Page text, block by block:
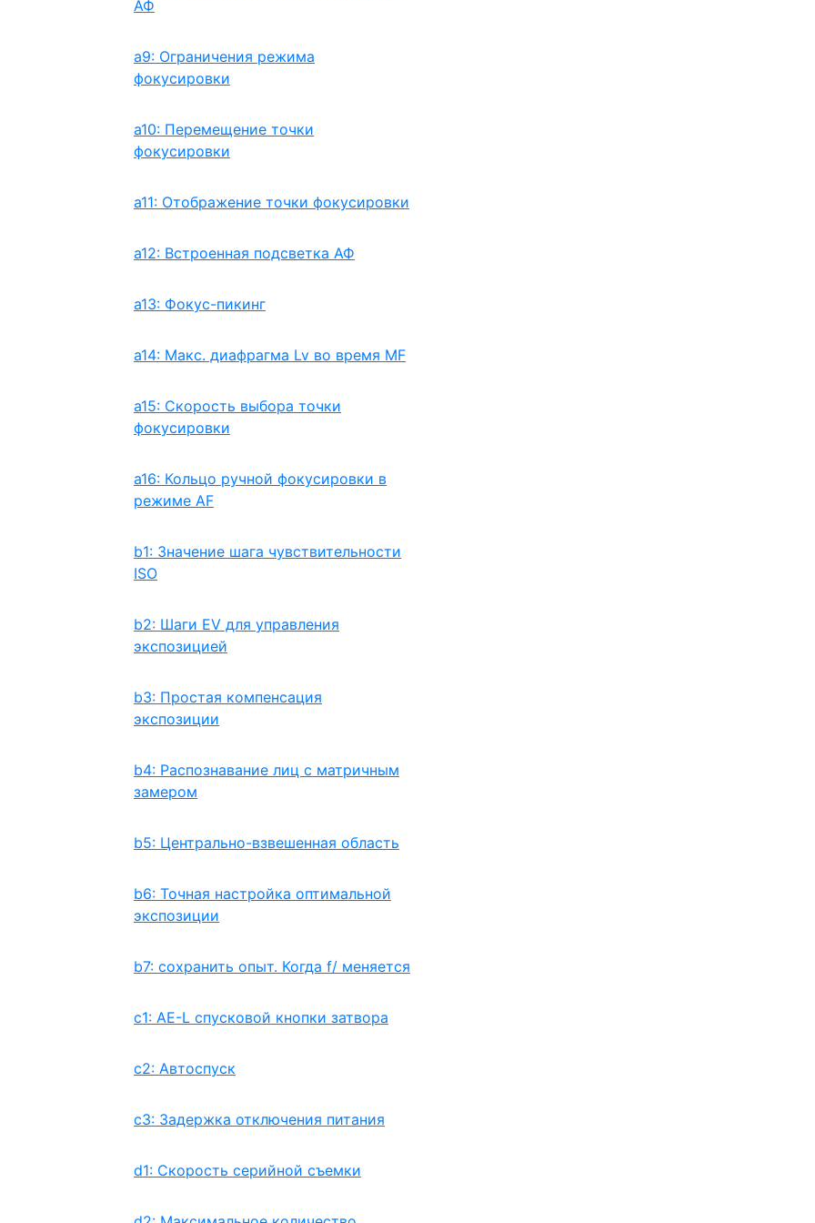
АФ
a9: Ограничения режима
фокусировки
a10: Перемещение точки
фокусировки
a11: Отображение точки фокусировки
a12: Встроенная подсветка АФ
a13: Фокус-пикинг
a14: Макс. диафрагма Lv во время MF
a15: Скорость выбора точки
фокусировки
a16: Кольцо ручной фокусировки в
режиме AF
b1: Значение шага чувствительности
ISO
b2: Шаги EV для управления
экспозицией
b3: Простая компенсация
экспозиции
b4: Распознавание лиц с матричным
замером
b5: Центрально-взвешенная область
b6: Точная настройка оптимальной
экспозиции
b7: сохранить опыт. Когда f/ меняется
c1: AE-L спусковой кнопки затвора
c2: Автоспуск
c3: Задержка отключения питания
d1: Скорость серийной съемки